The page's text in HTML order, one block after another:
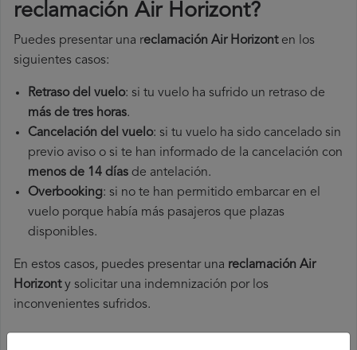
reclamación Air Horizont?
Puedes presentar una reclamación Air Horizonten los
siguientes casos:
Retraso del vuelo: si tu vuelo ha sufrido un retraso de
más de tres horas.
Cancelación del vuelo: si tu vuelo ha sido cancelado sin
previo aviso o si te han informado de la cancelación con
menos de 14 días de antelación.
Overbooking: si no te han permitido embarcar en el
vuelo porque había más pasajeros que plazas
disponibles.
En estos casos, puedes presentar una reclamación Air
Horizont​y solicitar una indemnización por los
inconvenientes sufridos.